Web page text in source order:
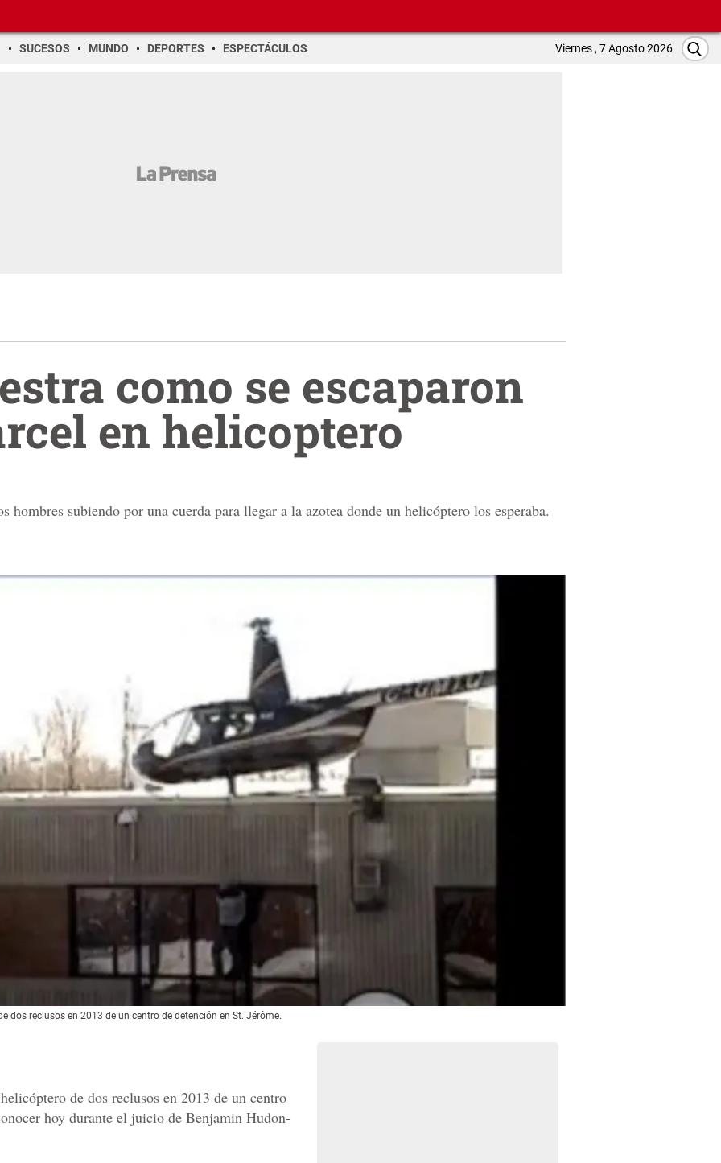
SUCESOS MUNDO DEPORTES ESPECTÁCULOS Viernes , 7 Agosto 2026
como se escaparon
en helicoptero
subiendo por una cuerda para llegar a la azotea donde un helicóptero los esperaba.
dos reclusos en 2013 de un centro de detención en St. Jérôme.
de dos reclusos en 2013 de un centro
hoy durante el juicio de Benjamin Hudon-